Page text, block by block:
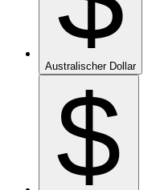
Australischer Dollar
$